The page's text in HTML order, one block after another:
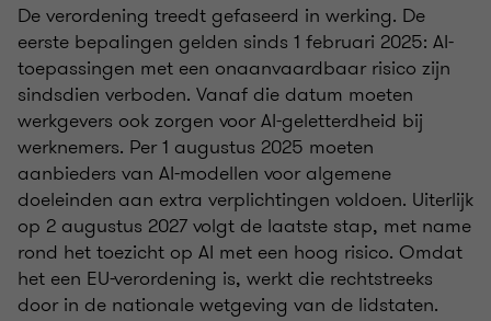
De verordening treedt gefaseerd in werking. De
eerste bepalingen gelden sinds 1 februari 2025: AI-
toepassingen met een onaanvaardbaar risico zijn
sindsdien verboden. Vanaf die datum moeten
werkgevers ook zorgen voor AI-geletterdheid bij
werknemers. Per 1 augustus 2025 moeten
aanbieders van AI-modellen voor algemene
doeleinden aan extra verplichtingen voldoen. Uiterlijk
op 2 augustus 2027 volgt de laatste stap, met name
rond het toezicht op AI met een hoog risico. Omdat
het een EU-verordening is, werkt die rechtstreeks
door in de nationale wetgeving van de lidstaten.